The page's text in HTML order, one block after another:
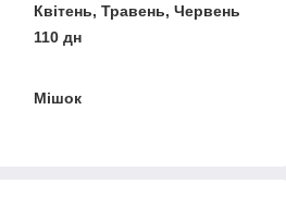
Квітень, Травень, Червень
110 дн
Мішок